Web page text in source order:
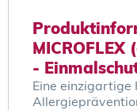
MICROFLEX
-
Eine einzigartige